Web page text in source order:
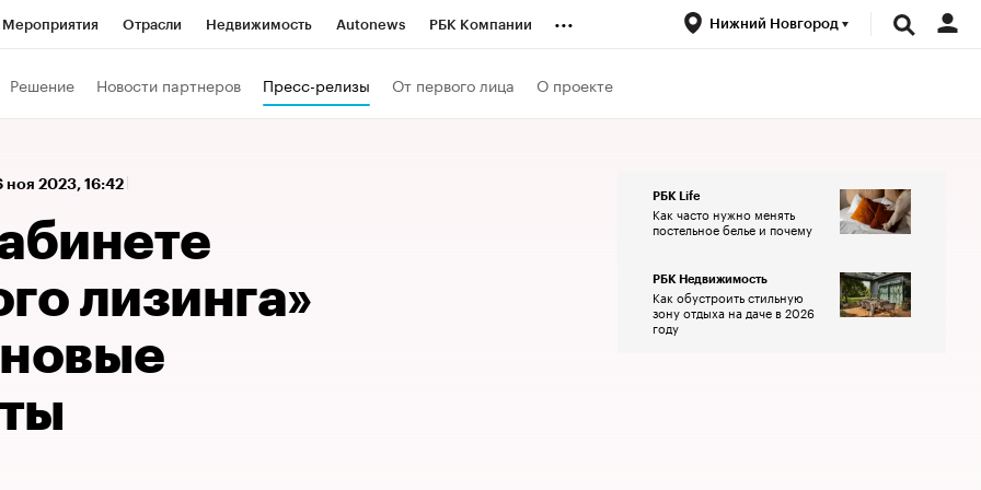
Мероприятия Отрасли Недвижимость Autonews РБК Компании
Политика
... Нижний Новгород
Решение Новости партнеров Пресс-релизы От первого лица О проекте
ноя 2023, 16:42
лизинга»
РБК Life
Как часто нужно менять
постельное белье и почему
РБК Недвижимость
Как обустроить стильную
зону отдыха на даче в 2026
году